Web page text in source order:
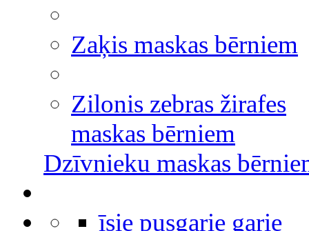
Zaķis maskas bērniem
Zilonis zebras žirafes
maskas bērniem
Dzīvnieku maskas
īsie pusgarie garie